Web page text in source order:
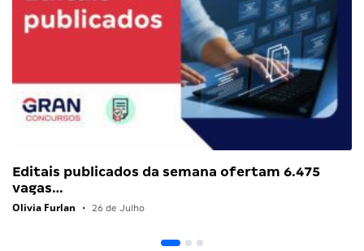
Editais publicados da semana ofertam 6.475
vagas…
Olivia Furlan • 26 de Julho